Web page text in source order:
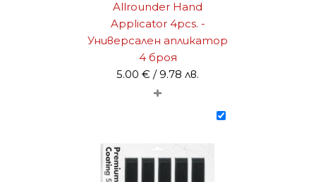
Allrounder Hand
Applicator 4pcs. -
Универсален апликатор
4 броя
5.00€ / 9.78 лв.
+